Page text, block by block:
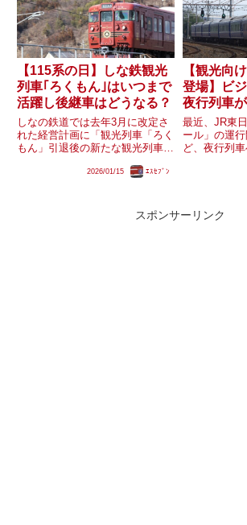
【115系の日】しな鉄観光
列車｢ろくもん｣はいつまで
活躍し後継車はどうなる？
しなの鉄道では去年3月に改定さ
れた経営計画に「観光列車「ろく
もん」引退後の新たな観光列車の
盛り込まれました。一方でその引
の引退時期は2028年とされ...
2026/01/15 ｴｽｾﾌﾞﾝ
【観光向
登場】ビ
夜行列車
はあるのか
最近、JR東
ール」の運
ど、夜行列
行・計画さ
しており、か
スポンサーリンク